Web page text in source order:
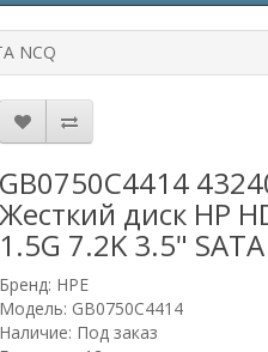
NCQ
GB0750C4414
Жесткий диск HP
1.5G 7.2K 3.5"
Бренд: HPE
Модель: GB0750C4414
Наличие: Под заказ